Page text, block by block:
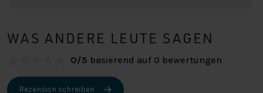
WAS ANDERE LEUTE SAGEN
0/5 basierend auf 0 bewertungen
Rezension schreiben